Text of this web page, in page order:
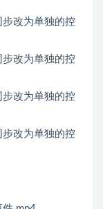
改为单独的控
改为单独的控
改为单独的控
改为单独的控